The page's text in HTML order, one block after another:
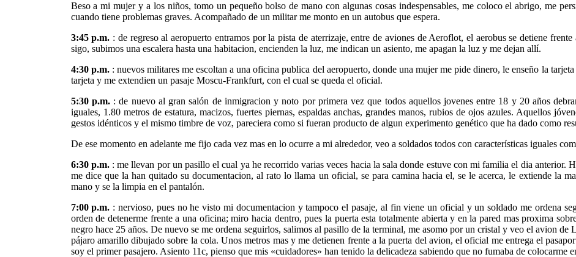
Beso a mi mujer y a los niños, tomo un pequeño bolso de mano con algunas cosas indespensables, me coloco el abrigo, me
cuando tiene problemas graves. Acompañado de un militar me monto en un autobus que espera.
3:45 p.m. : de regreso al aeropuerto entramos por la pista de aterrizaje, entre de aviones de Aeroflot, el aerobus se detiene
sigo, subimos una escalera hasta una habitacion, encienden la luz, me indican un asiento, me apagan la luz y me dejan allí.
4:30 p.m.: nuevos militares me escoltan a una oficina publica del aeropuerto, donde una mujer me pide dinero, le enseño la
tarjeta y me extendien un pasaje Moscu-Frankfurt, con el cual se queda el oficial.
5:30 p.m.: de nuevo al gran salón de inmigracion y noto por primera vez que todos aquellos jovenes entre 18 y 20 años
iguales, 1.80 metros de estatura, macizos, fuertes piernas, espaldas anchas, grandes manos, rubios de ojos azules. Aquellos
gestos idénticos y el mismo timbre de voz, pareciera como si fueran producto de algun experimento genético que ha dado como
De ese momento en adelante me fijo cada vez mas en lo ocurre a mi alrededor, veo a soldados todos con características iguales
6:30 p.m.: me llevan por un pasillo el cual ya he recorrido varias veces hacia la sala donde estuve con mi familia el dia anterior.
me dice que la han quitado su documentacion, al rato lo llama un oficial, se para camina hacia el, se le acerca, le extiende la
mano y se la limpia en el pantalón.
7:00 p.m. : nervioso, pues no he visto mi documentacion y tampoco el pasaje, al fin viene un oficial y un soldado me ordena
orden de detenerme frente a una oficina; miro hacia dentro, pues la puerta esta totalmente abierta y en la pared mas proxima
negro hace 25 años. De nuevo se me ordena seguirlos, salimos al pasillo de la terminal, me asomo por un cristal y veo el avion de
pájaro amarillo dibujado sobre la cola. Unos metros mas y me detienen frente a la puerta del avion, el oficial me entrega el
soy el primer pasajero. Asiento 11c, pienso que mis «cuidadores» han tenido la delicadeza sabiendo que no fumaba de colocarme